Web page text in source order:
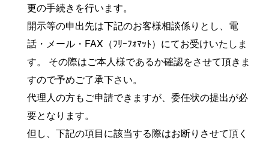
更の手続きを行います。
開示等の申出先は下記のお客様相談係りとし、電
話・メール・FAX（ﾌﾘｰﾌｫﾏｯﾄ）にてお受けいたしま
す。 その際はご本人様であるか確認をさせて頂きま
すので予めご了承下さい。
代理人の方もご申請できますが、委任状の提出が必
要となります。
但し、下記の項目に該当する際はお断りさせて頂く